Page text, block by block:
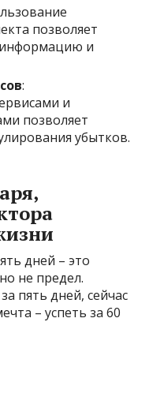
позволяет
и
:
и
позволяет
убытков.
дней – это
не предел.
пять дней, сейчас
– успеть за 60